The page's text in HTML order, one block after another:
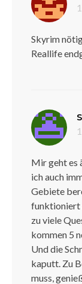
Skyrim
Reallife
Mir geht es
ich auch
Gebiete
funktioniert
zu viele
kommen 5
Und die
kaputt. Zu
muss,